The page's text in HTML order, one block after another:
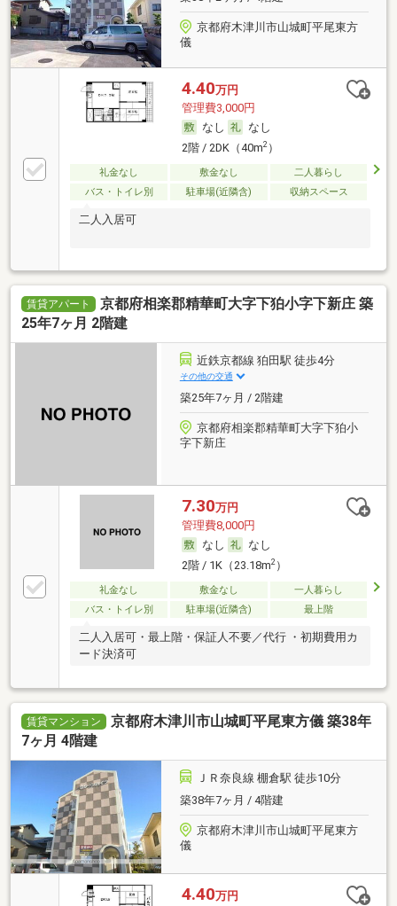
京都府木津川市山城町平尾東方
儀
4.40万円
管理費3,000円
なし
なし
2階 / 2DK（40m2）
礼金なし 敷金なし
二人暮らし
バス・トイレ別
駐車場(近隣含) 収納スペース
二人入居可
賃貸アパート
京都府相楽郡精華町大字下狛小字下新庄 築
25年7ヶ月 2階建
近鉄京都線 狛田駅 徒歩4分
その他の交通
築25年7ヶ月 / 2階建
京都府相楽郡精華町大字下狛小
字下新庄
7.30万円
管理費8,000円
なし
なし
2階 / 1K（23.18m2）
礼金なし 敷金なし
一人暮らし
バス・トイレ別
駐車場(近隣含) 最上階
二人入居可・最上階・保証人不要／代行 ・初期費用カ
ード決済可
賃貸マンション
京都府木津川市山城町平尾東方儀 築38年
7ヶ月 4階建
ＪＲ奈良線 棚倉駅 徒歩10分
築38年7ヶ月 / 4階建
京都府木津川市山城町平尾東方
儀
4.40万円